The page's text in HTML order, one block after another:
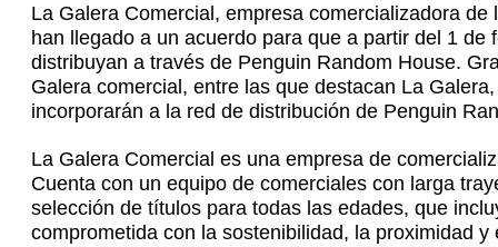
La Galera Comercial, empresa comercializadora
han llegado a un acuerdo para que a partir del 1
distribuyan a través de Penguin Random House.
Galera comercial, entre las que destacan La
incorporarán a la red de distribución de Penguin
La Galera Comercial es una empresa de
Cuenta con un equipo de comerciales con larga
selección de títulos para todas las edades, que
comprometida con la sostenibilidad, la proximidad